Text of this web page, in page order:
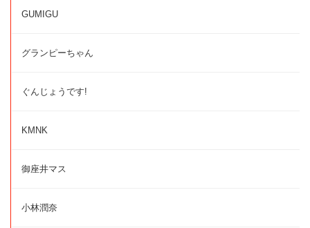
GUMIGU
グランピーちゃん
ぐんじょうです!
KMNK
御座井マス
小林潤奈